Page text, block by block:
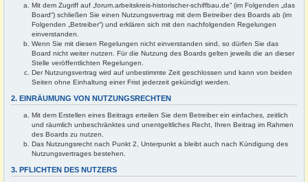
Mit dem Zugriff auf „forum.arbeitskreis-historischer-schiffbau.de“ (im Folgenden „das
Board“) schließen Sie einen Nutzungsvertrag mit dem Betreiber des Boards ab (im
Folgenden „Betreiber“) und erklären sich mit den nachfolgenden Regelungen
einverstanden.
Wenn Sie mit diesen Regelungen nicht einverstanden sind, so dürfen Sie das
Board nicht weiter nutzen. Für die Nutzung des Boards gelten jeweils die an dieser
Stelle veröffentlichten Regelungen.
Der Nutzungsvertrag wird auf unbestimmte Zeit geschlossen und kann von beiden
Seiten ohne Einhaltung einer Frist jederzeit gekündigt werden.
2. EINRÄUMUNG VON NUTZUNGSRECHTEN
Mit dem Erstellen eines Beitrags erteilen Sie dem Betreiber ein einfaches, zeitlich
und räumlich unbeschränktes und unentgeltliches Recht, Ihren Beitrag im Rahmen
des Boards zu nutzen.
Das Nutzungsrecht nach Punkt 2, Unterpunkt a bleibt auch nach Kündigung des
Nutzungsvertrages bestehen.
3. PFLICHTEN DES NUTZERS